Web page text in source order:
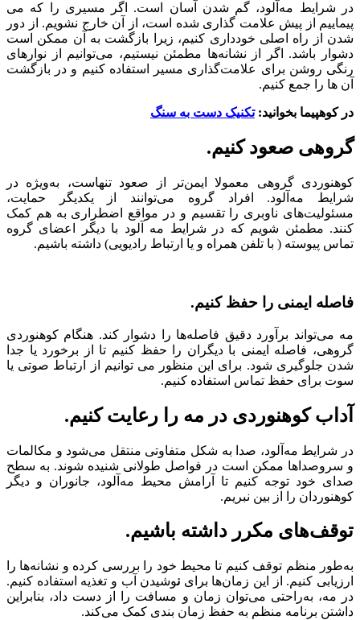
در شرایط مه‌آلود، گم شدن آسان است. اگر مسیری را که می
پیماییم از پیش علامت گذاری شده است، از آن خارج نشویم. از دور
شدن از راه اصلی خودداری کنیم، زیرا بازگشت به آن ممکن است
دشوار باشد. اگر از نشانه‌ها مطمئن نیستیم، می‌توانیم از نوارهای
رنگی روشن برای علامت‌گذاری مسیر استفاده کنیم و در بازگشت
آن ها را جمع کنیم.
در کوهپیما بخوانید:تکنیک دست به سنگ
گروهی صعود کنیم.
کوهنوردی گروهی معمولا ایمن‌تر از صعود تنهاست، به‌ویژه در
شرایط مه‌آلود. افراد گروه می‌توانند از یکدیگر حمایت،
مسئولیت‌های ناوبری را تقسیم و در مواقع اضطراری به هم کمک
کنند. مطمئن شویم که در شرایط مه آلود با دیگر اعضای گروه
تماس پیوسته ( با تلفن همراه و یا ارتباط رادیویی) داشته باشیم.
فاصله ایمنی را حفظ کنیم.
مه می‌تواند برآورد دقیق فاصله‌ها را دشوار کند. هنگام کوهنوردی
گروهی، فاصله ایمنی با دیگران را حفظ کنیم تا از برخورد یا جدا
شدن جلوگیری شود. برای این منظور می توانیم از ارتباط صوتی یا
سوت برای حفظ تماس استفاده کنیم.
آداب کوهنوردی در مه را رعایت کنیم.
در شرایط مه‌آلود، صدا به شکل متفاوتی منتقل می‌شود و مکالمات
و سروصداها ممکن است در فواصل طولانی شنیده شوند. به سطح
صدای خود توجه کنیم تا آرامش محیط مه‌آلود، جانوران و دیگر
کوهنوردان را از بین نبریم.
توقف‌های مکرر داشته باشیم.
به‌طور منظم توقف کنیم تا محیط خود را بررسی کرده و نشانه‌ها را
ارزیابی کنیم. از این زمان‌ها برای نوشیدن آب و تغذیه استفاده کنیم.
در مه، به‌راحتی می‌توان زمان و مسافت را از دست داد، بنابراین
داشتن برنامه منظم به حفظ زمان بندی کمک می‌کند.